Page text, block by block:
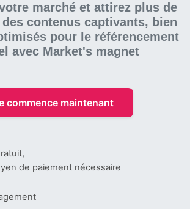
marché et attirez plus de
contenus captivants, bien
pour le référencement
avec Market's magnet
commence maintenant
de paiement nécessaire